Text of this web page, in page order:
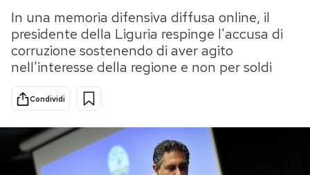
Politica
Tecnologia
Internet
Scienza
Cultura
Economia
Sport
Consumismi
Storie/Idee
Ok Boomer!
Altrecose
Mondiali calcio 2026
In una memoria difensiva diffusa online, il
presidente della Liguria respinge l'accusa di
corruzione sostenendo di aver agito
nell'interesse della regione e non per soldi
Condividi